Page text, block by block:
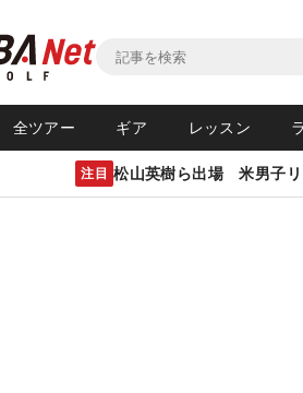
全ツアー ギア レッスン
注目 松山英樹ら出場 米男子リ